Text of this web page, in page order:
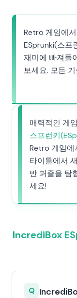
Retro 게임에
ESprunki(스프
재미에 빠져들
보세요. 모든
매력적인 게
스프런키
Retro 게임에
타이틀에서
반 퍼즐을 탐
세요!
IncrediBox
Q